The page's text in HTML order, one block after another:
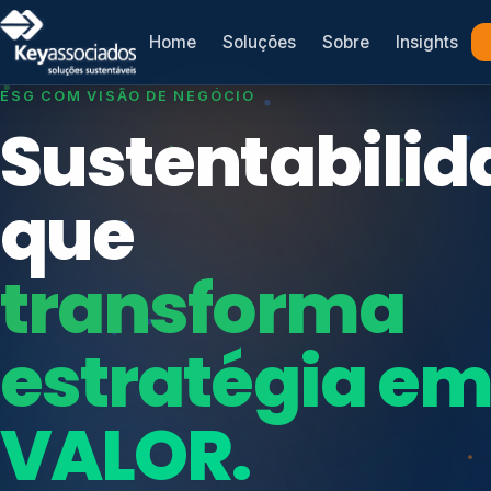
Home Soluções Sobre Insights
SISTEMAS DE GESTÃO OTIMIZADOS E INTEGRADOS
que
protege seu
negócio.
Consultoria, auditoria e treinamentos em ISO
Índices de Mercado
Reputação e Cadeia